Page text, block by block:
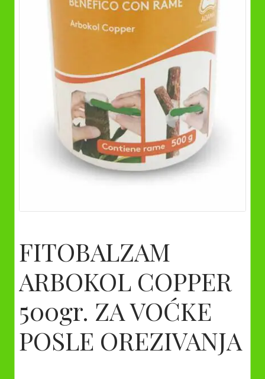
FITOBALZAM
ARBOKOL COPPER
500gr. ZA VOĆKE
POSLE OREZIVANJA